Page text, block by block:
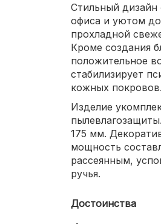
Стильный дизайн
офиса и уютом
прохладной
Кроме создания
положительное
стабилизирует
кожных покровов.
Изделие
175 мм.
мощность
рассеянным,
ручья.
Достоинства